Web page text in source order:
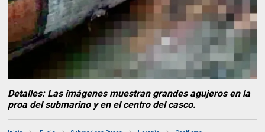
Detalles: Las imágenes muestran grandes agujeros en la
proa del submarino y en el centro del casco.